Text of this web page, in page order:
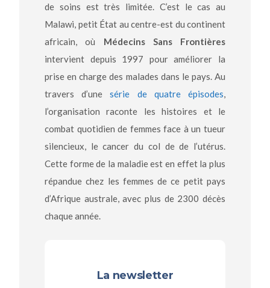
de soins est très limitée. C’est le cas au
Malawi, petit État au centre-est du continent
africain, où Médecins Sans Frontières
intervient depuis 1997 pour améliorer la
prise en charge des malades dans le pays. Au
travers d’unesérie de quatre épisodes,
l’organisation raconte les histoires et le
combat quotidien de femmes face à un tueur
silencieux, le cancer du col de de l’utérus.
Cette forme de la maladie est en effet la plus
répandue chez les femmes de ce petit pays
d’Afrique australe, avec plus de 2300 décès
chaque année.
La newsletter